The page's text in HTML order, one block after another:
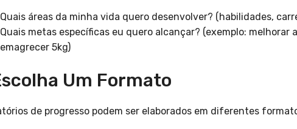
Quais áreas da minha vida quero desenvolver? (habilidades,
Quais metas específicas eu quero alcançar? (exemplo: melhorar a
emagrecer 5kg)
Um Formato
de progresso podem ser elaborados em diferentes